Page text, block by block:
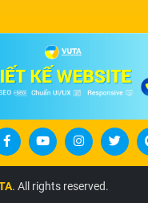
. All rights reserved.